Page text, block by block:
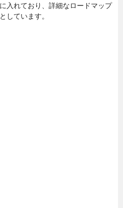
入れており、詳細なロードマップ
しています。